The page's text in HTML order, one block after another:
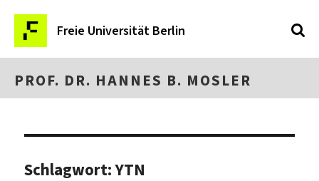
Freie Universität Berlin
PROF. DR. HANNES B. MOSLER
Schlagwort:YTN